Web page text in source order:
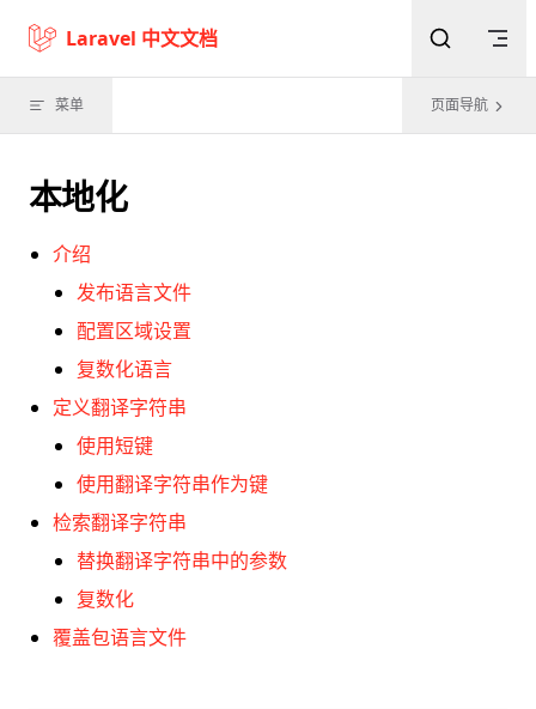
Skip to content
Laravel 中文文档
菜单 页面导航
本地化
介绍
发布语言文件
配置区域设置
复数化语言
定义翻译字符串
使用短键
使用翻译字符串作为键
检索翻译字符串
替换翻译字符串中的参数
复数化
覆盖包语言文件